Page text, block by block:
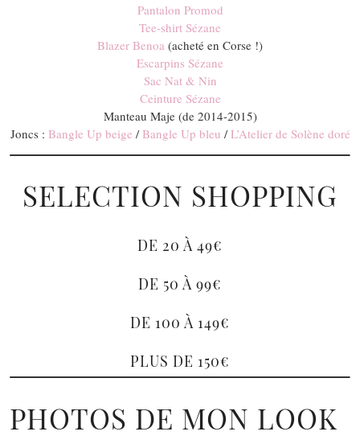
Pantalon Promod
Tee-shirt Sézane
Blazer Benoa (acheté en Corse !)
Escarpins Sézane
Sac Nat & Nin
Ceinture Sézane
Manteau Maje (de 2014-2015)
Joncs : Bangle Up beige / Bangle Up bleu /L’Atelier de Solène doré
SELECTION SHOPPING
DE 20 À 49€
DE 50 À 99€
DE 100 À 149€
PLUS DE 150€
PHOTOS DE MON LOOK